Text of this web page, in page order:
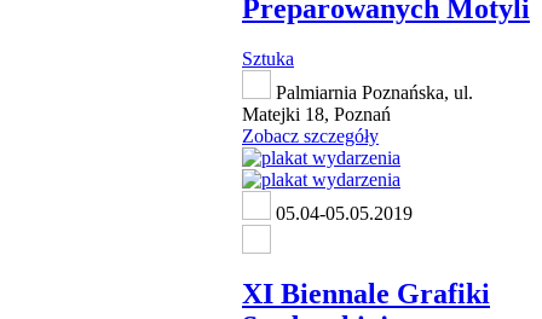
Preparowanych Motyli
Sztuka
Palmiarnia Poznańska, ul.
Matejki 18, Poznań
Zobacz szczegóły
05.04-05.05.2019
XI Biennale Grafiki